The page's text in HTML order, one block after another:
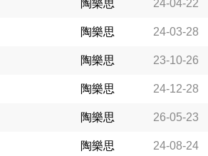
陶樂思 24-04-22
陶樂思 24-03-28
陶樂思 23-10-26
陶樂思 24-12-28
陶樂思 26-05-23
陶樂思 24-08-24